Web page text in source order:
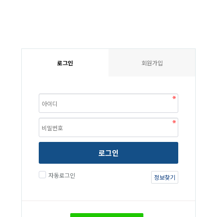
로그인 회원가입
로그인
자동로그인 정보찾기